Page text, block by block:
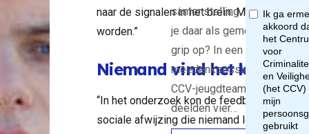
naar de signalen in het brein. Met een
worden.”
Niemand vind het leuk om
“In het onderzoek kon de feedback die de
sociale afwijzing die niemand leuk vindt.
samenstelling. Hoe krijg
je daar als gemeente
grip op? In een
meedenksessie van het
CCV-jeugdteam
deelden vier…